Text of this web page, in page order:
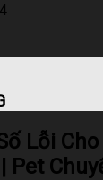
Lỗi
Pet